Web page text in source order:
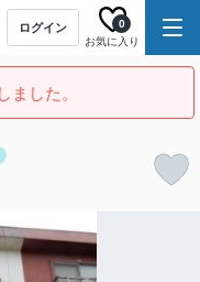
ログイン
お気に入り
0
ました。